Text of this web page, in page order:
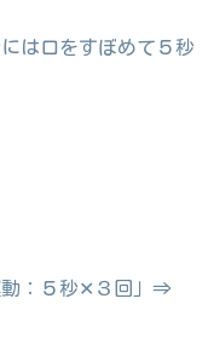
は口をすぼめて５秒
動：５秒✕３回」⇒